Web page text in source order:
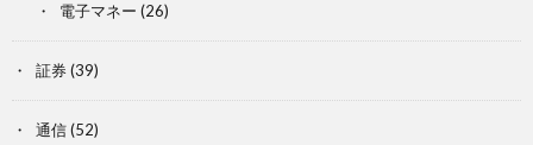
電子マネー (26)
証券(39)
通信(52)